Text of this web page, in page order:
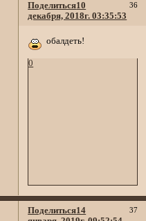
Поделиться 36
10
декабря, 2018г. 03:35:53
обалдеть!
0
Поделиться 37
14